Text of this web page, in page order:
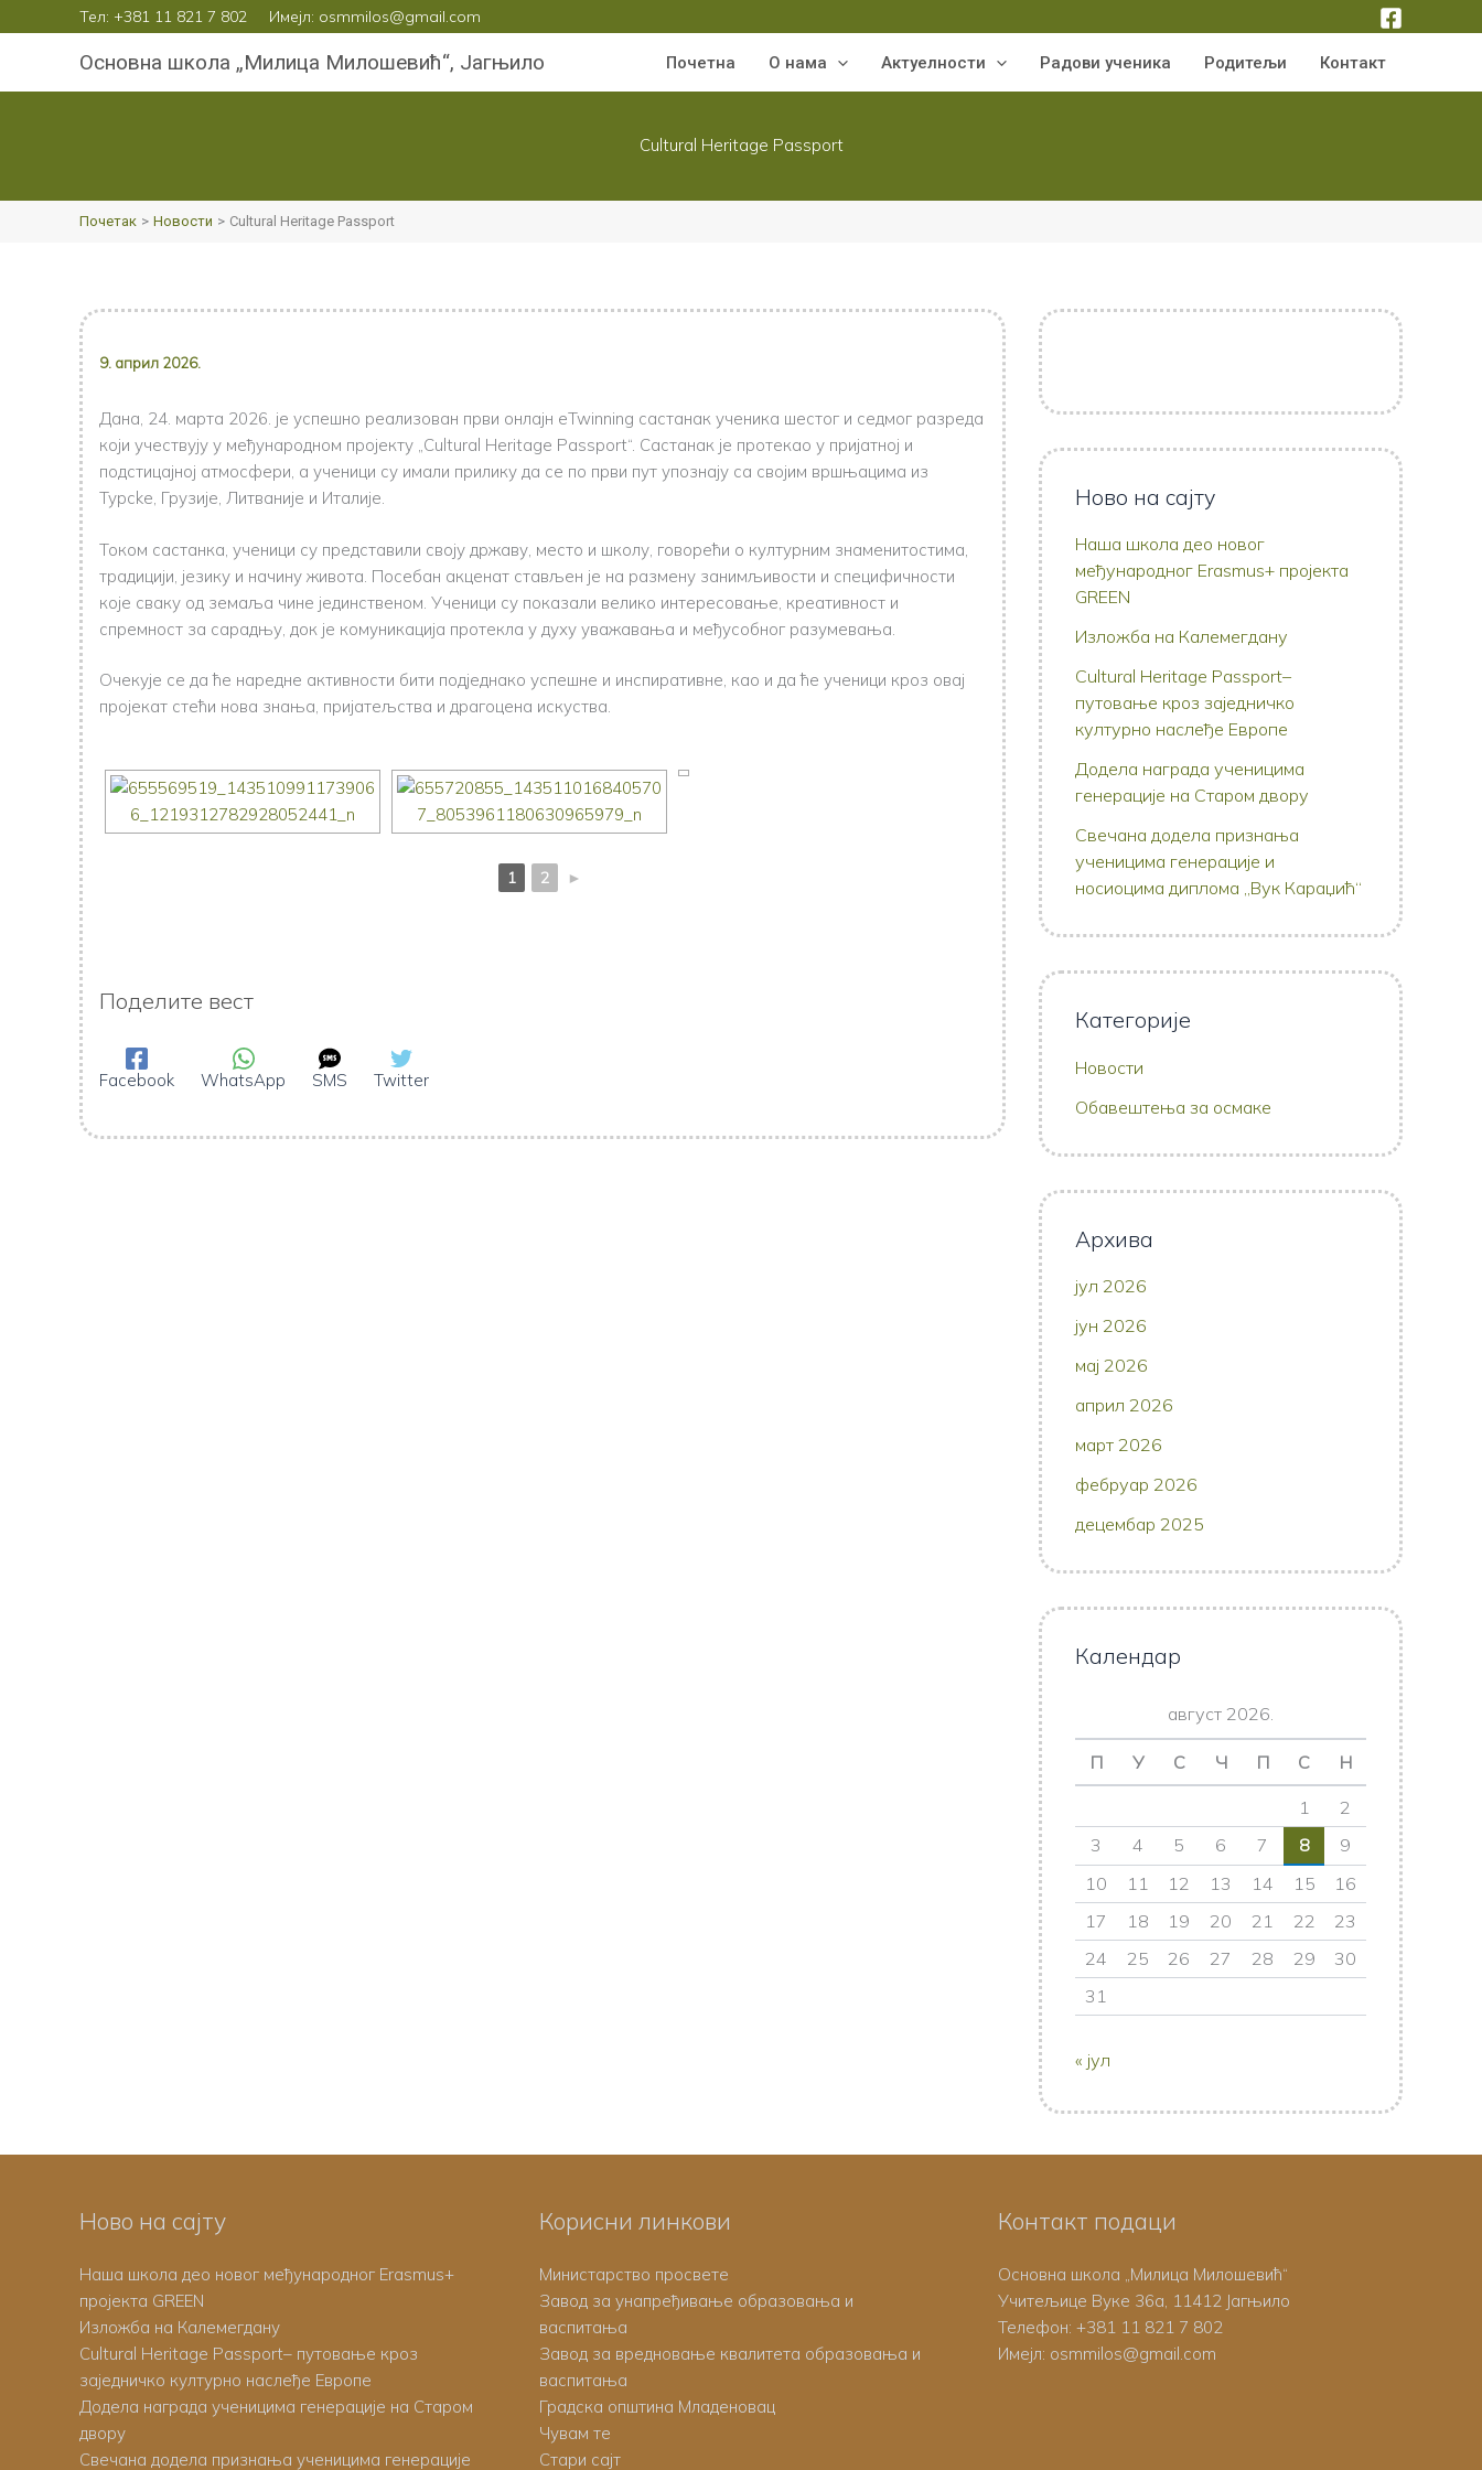
на
Тел: +381 11 821 7 802 Имејл: osmmilos@gmail.com
Основна школа „Милица Милошевић“, Јагњило Почетна О нама Актуелности Радови ученика Родитељи Контакт
Cultural Heritage Passport
Почетак Новости Cultural Heritage Passport
9. април 2026.
Дана, 24. марта 2026. је успешно реализован први онлајн eTwinning састанак ученика шестог и седмог разреда
који учествују у међународном пројекту „Cultural Heritage Passport“. Састанак је протекао у пријатној и
подстицајној атмосфери, а ученици су имали прилику да се по први пут упознају са својим вршњацима из
Турсke, Грузије, Литваније и Италије.
Током састанка, ученици су представили своју државу, место и школу, говорећи о културним знаменитостима,
традицији, језику и начину живота. Посебан акценат стављен је на размену занимљивости и специфичности
које сваку од земаља чине јединственом. Ученици су показали велико интересовање, креативност и
спремност за сарадњу, док је комуникација протекла у духу уважавања и међусобног разумевања.
Очекује се да ће наредне активности бити подједнако успешне и инспиративне, као и да ће ученици кроз овај
пројекат стећи нова знања, пријатељства и драгоцена искуства.
1 2 ►
Поделите вест
Facebook WhatsApp SMS Twitter
Ново на сајту
Наша школа део новог
међународног Erasmus+ пројекта
GREEN
Изложба на Калемегдану
Cultural Heritage Passport–
путовање кроз заједничко
културно наслеђе Европе
Додела награда ученицима
генерације на Старом двору
Свечана додела признања
ученицима генерације и
носиоцима диплома „Вук Караџић“
Категорије
Новости
Обавештења за осмаке
Архива
јул 2026
јун 2026
мај 2026
април 2026
март 2026
фебруар 2026
децембар 2025
Календар
август 2026.
П У С Ч П С Н
1
2
3
4 5 6 7 8
9
10
11 12 13 14 15
16
17
18 19 20 21 22
23
24
25 26 27 28 29
30
31
« јул
Ново на сајту
Наша школа део новог међународног Erasmus+
пројекта GREEN
Изложба на Калемегдану
Cultural Heritage Passport– путовање кроз
заједничко културно наслеђе Европе
Додела награда ученицима генерације на Старом
двору
Свечана додела признања ученицима генерације
Корисни линкови
Министарство просвете
Завод за унапређивање образовања и
васпитања
Завод за вредновање квалитета образовања и
васпитања
Градска општина Младеновац
Чувам те
Стари сајт
Контакт подаци
Основна школа „Милица Милошевић“
Учитељице Вуке 36а, 11412 Јагњило
Телефон:+381 11 821 7 802
Имејл: osmmilos@gmail.com